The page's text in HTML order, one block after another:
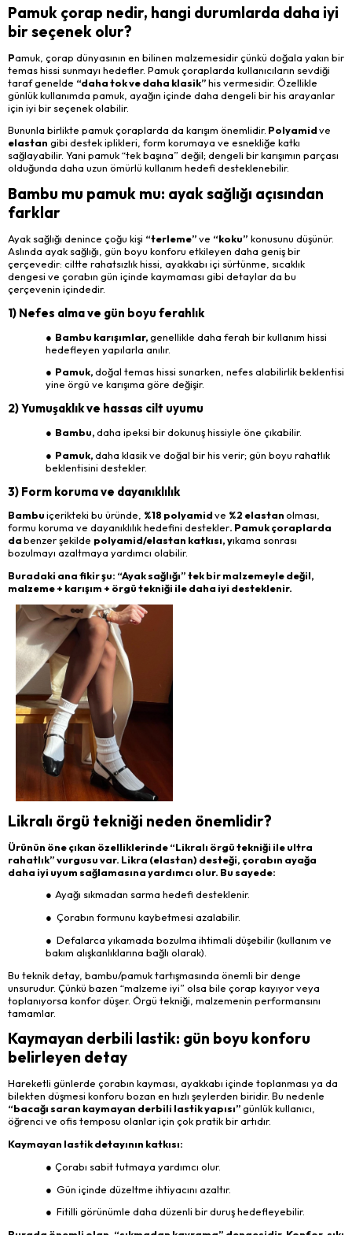
Pamuk çorap nedir, hangi durumlarda daha iyi
bir seçenek olur?
Pamuk, çorap dünyasının en bilinen malzemesidir çünkü doğala yakın bir
temas hissi sunmayı hedefler. Pamuk çoraplarda kullanıcıların sevdiği
taraf genelde “daha tok ve daha klasik”his vermesidir. Özellikle
günlük kullanımda pamuk, ayağın içinde daha dengeli bir his arayanlar
için iyi bir seçenek olabilir.
Bununla birlikte pamuk çoraplarda da karışım önemlidir. Polyamidve
elastan gibi destek iplikleri, form korumaya ve esnekliğe katkı
sağlayabilir. Yani pamuk “tek başına” değil; dengeli bir karışımın parçası
olduğunda daha uzun ömürlü kullanım hedefi desteklenebilir.
Bambu mu pamuk mu: ayak sağlığı açısından
farklar
Ayak sağlığı denince çoğu kişi “terleme”ve “koku” konusunu düşünür.
Aslında ayak sağlığı, gün boyu konforu etkileyen daha geniş bir
çerçevedir: ciltte rahatsızlık hissi, ayakkabı içi sürtünme, sıcaklık
dengesi ve çorabın gün içinde kaymaması gibi detaylar da bu
çerçevenin içindedir.
1) Nefes alma ve gün boyu ferahlık
● Bambu karışımlar,genellikle daha ferah bir kullanım hissi
hedefleyen yapılarla anılır.
● Pamuk,doğal temas hissi sunarken, nefes alabilirlik beklentisi
yine örgü ve karışıma göre değişir.
2) Yumuşaklık ve hassas cilt uyumu
● Bambu,daha ipeksi bir dokunuş hissiyle öne çıkabilir.
● Pamuk,daha klasik ve doğal bir his verir; gün boyu rahatlık
beklentisini destekler.
3) Form koruma ve dayanıklılık
Bambuiçerikteki bu üründe, %18 polyamidve %2 elastanolması,
formu koruma ve dayanıklılık hedefini destekler. Pamuk çoraplarda
dabenzer şekilde polyamid/elastan katkısı, yıkama sonrası
bozulmayı azaltmaya yardımcı olabilir.
Buradaki ana fikir şu: “Ayak sağlığı” tek bir malzemeyle değil,
malzeme + karışım + örgü tekniği ile daha iyi desteklenir.
Likralı örgü tekniği neden önemlidir?
Ürünün öne çıkan özelliklerinde “Likralı örgü tekniği ile ultra
rahatlık” vurgusu var. Likra (elastan) desteği, çorabın ayağa
daha iyi uyum sağlamasına yardımcı olur. Bu sayede:
● Ayağı sıkmadan sarma hedefi desteklenir.
● Çorabın formunu kaybetmesi azalabilir.
● Defalarca yıkamada bozulma ihtimali düşebilir (kullanım ve
bakım alışkanlıklarına bağlı olarak).
Bu teknik detay, bambu/pamuk tartışmasında önemli bir denge
unsurudur. Çünkü bazen “malzeme iyi” olsa bile çorap kayıyor veya
toplanıyorsa konfor düşer. Örgü tekniği, malzemenin performansını
tamamlar.
Kaymayan derbili lastik: gün boyu konforu
belirleyen detay
Hareketli günlerde çorabın kayması, ayakkabı içinde toplanması ya da
bilekten düşmesi konforu bozan en hızlı şeylerden biridir. Bu nedenle
“bacağı saran kaymayan derbili lastik yapısı”günlük kullanıcı,
öğrenci ve ofis temposu olanlar için çok pratik bir artıdır.
Kaymayan lastik detayının katkısı:
● Çorabı sabit tutmaya yardımcı olur.
● Gün içinde düzeltme ihtiyacını azaltır.
● Fitilli görünümle daha düzenli bir duruş hedefleyebilir.